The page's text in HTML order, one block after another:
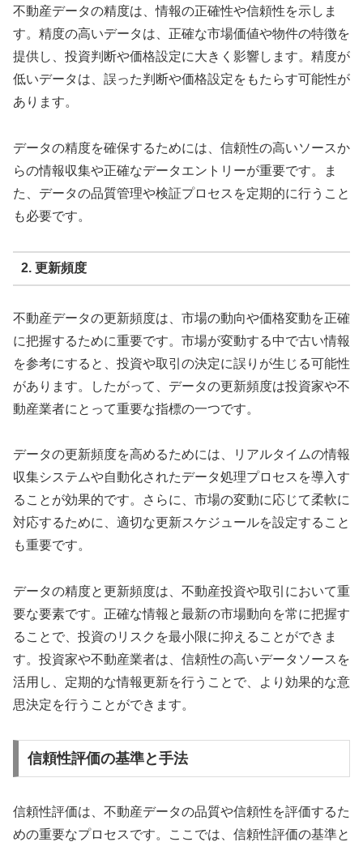
不動産データの精度は、情報の正確性や信頼性を示しま
す。精度の高いデータは、正確な市場価値や物件の特徴を
提供し、投資判断や価格設定に大きく影響します。精度が
低いデータは、誤った判断や価格設定をもたらす可能性が
あります。
データの精度を確保するためには、信頼性の高いソースか
らの情報収集や正確なデータエントリーが重要です。ま
た、データの品質管理や検証プロセスを定期的に行うこと
も必要です。
2. 更新頻度
不動産データの更新頻度は、市場の動向や価格変動を正確
に把握するために重要です。市場が変動する中で古い情報
を参考にすると、投資や取引の決定に誤りが生じる可能性
があります。したがって、データの更新頻度は投資家や不
動産業者にとって重要な指標の一つです。
データの更新頻度を高めるためには、リアルタイムの情報
収集システムや自動化されたデータ処理プロセスを導入す
ることが効果的です。さらに、市場の変動に応じて柔軟に
対応するために、適切な更新スケジュールを設定すること
も重要です。
データの精度と更新頻度は、不動産投資や取引において重
要な要素です。正確な情報と最新の市場動向を常に把握す
ることで、投資のリスクを最小限に抑えることができま
す。投資家や不動産業者は、信頼性の高いデータソースを
活用し、定期的な情報更新を行うことで、より効果的な意
思決定を行うことができます。
信頼性評価の基準と手法
信頼性評価は、不動産データの品質や信頼性を評価するた
めの重要なプロセスです。ここでは、信頼性評価の基準と